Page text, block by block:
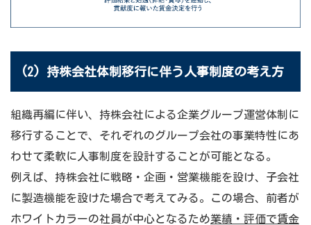
(2) 持株会社体制移行に伴う人事制度の考え方
組織再編に伴い、持株会社による企業グループ運営体制に
移行することで、それぞれのグループ会社の事業特性にあ
わせて柔軟に人事制度を設計することが可能となる。
例えば、持株会社に戦略・企画・営業機能を設け、子会社
に製造機能を設けた場合で考えてみる。この場合、前者が
ホワイトカラーの社員が中心となるため業績・評価で賃金